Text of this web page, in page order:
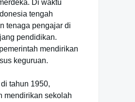
Di waktu
tengah
tenaga pengajar di
pendidikan.
mendirikan
keguruan.
tahun 1950,
mendirikan sekolah